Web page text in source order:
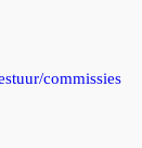
commissies